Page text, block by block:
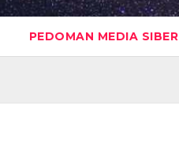
PEDOMAN MEDIA SIBER